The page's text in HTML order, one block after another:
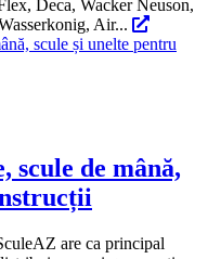
Deca, Wacker Neuson,
Air...
scule de mână,
are ca principal